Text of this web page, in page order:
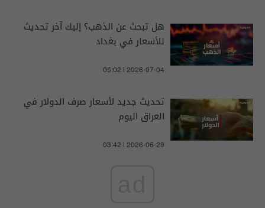
هل تبحث عن الذهب؟ إليك آخر تحديث
للأسعار في بغداد
05:02 | 2026-07-04
تحديث جديد لأسعار صرف الدولار في
العراق اليوم
03:42 | 2026-06-29